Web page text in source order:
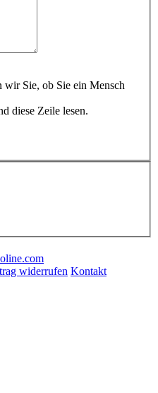
wir Sie, ob Sie ein Mensch
diese Zeile lesen.
widerrufen Kontakt